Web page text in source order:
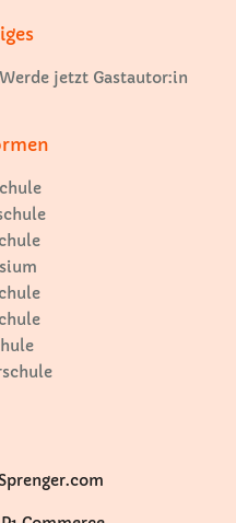
jetzt Gastautor:in